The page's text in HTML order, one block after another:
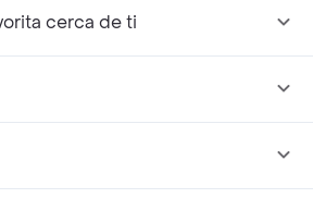
cerca de ti